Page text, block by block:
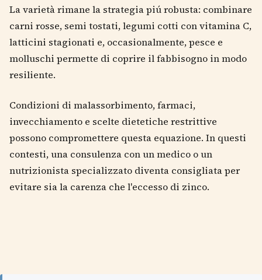
La varietà rimane la strategia piú robusta: combinare
carni rosse, semi tostati, legumi cotti con vitamina C,
latticini stagionati e, occasionalmente, pesce e
molluschi permette di coprire il fabbisogno in modo
resiliente.
Condizioni di malassorbimento, farmaci,
invecchiamento e scelte dietetiche restrittive
possono compromettere questa equazione. In questi
contesti, una consulenza con un medico o un
nutrizionista specializzato diventa consigliata per
evitare sia la carenza che l'eccesso di zinco.